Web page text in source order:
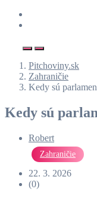
Pitchoviny.sk
Zahraničie
Kedy sú
Kedy sú
Robert
Zahraničie
22. 3. 2026
(0)